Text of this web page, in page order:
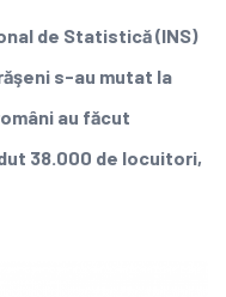
de Statistică (INS)
s-au mutat la
au făcut
38.000 de locuitori,